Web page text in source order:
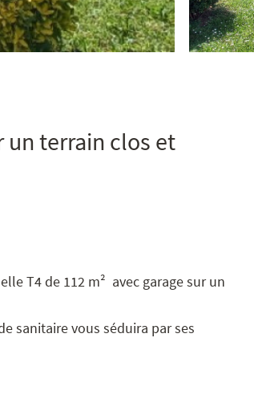
un terrain clos et
T4 de 112 m² avec garage sur un
sanitaire vous séduira par ses